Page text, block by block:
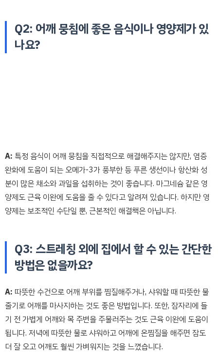
Q2: 어깨 뭉침에 좋은 음식이나 영양제가 있
나요?
A: 특정 음식이 어깨 뭉침을 직접적으로 해결해주지는 않지만, 염증
완화에 도움이 되는 오메가-3가 풍부한 등 푸른 생선이나 항산화 성
분이 많은 채소와 과일을 섭취하는 것이 좋습니다. 마그네슘 같은 영
양제도 근육 이완에 도움을 줄 수 있다고 알려져 있습니다. 하지만 영
양제는 보조적인 수단일 뿐, 근본적인 해결책은 아닙니다.
Q3: 스트레칭 외에 집에서 할 수 있는 간단한
방법은 없을까요?
A: 따뜻한 수건으로 어깨 부위를 찜질해주거나, 샤워할 때 따뜻한 물
줄기로 어깨를 마사지하는 것도 좋은 방법입니다. 또한, 잠자리에 들
기 전 가볍게 어깨와 목 주변을 주물러주는 것도 근육 이완에 도움이
됩니다. 저녁에 따뜻한 물로 샤워하고 어깨에 온찜질을 해주면 잠도
더 잘 오고 어깨도 훨씬 가벼워지는 것을 느꼈습니다.